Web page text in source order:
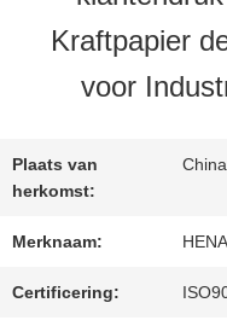
ONS
Kraftpapier
voor
Plaats van
herkomst:
China
Merknaam:
Certificering: